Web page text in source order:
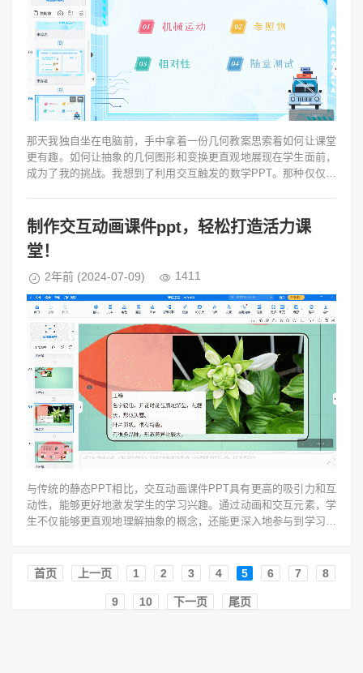
那天我独自坐在电脑前，手中拿着一份几何教案思索着如何让课堂
更有趣。如何让抽象的几何图形和变换更直观地展现在学生面前，
成为了我的挑战。我想到了利用交互触发的数学PPT。那种仅仅用
制作交互动画课件ppt，轻松打造活力课
堂！
2年前 (2024-07-09) 1411
与传统的静态PPT相比，交互动画课件PPT具有更高的吸引力和互
动性，能够更好地激发学生的学习兴趣。通过动画和交互元素，学
生不仅能够更直观地理解抽象的概念，还能更深入地参与到学习过
首页️ 上一页 1 2 3 4 5 6 7 8
9 10 下一页 尾页